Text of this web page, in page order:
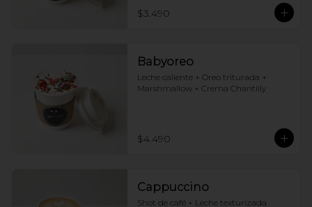
$3.490
Babyoreo
Leche caliente + Oreo triturada +
Marshmallow + Crema Chantilly
$4.490
Cappuccino
Shot de café + Leche texturizada